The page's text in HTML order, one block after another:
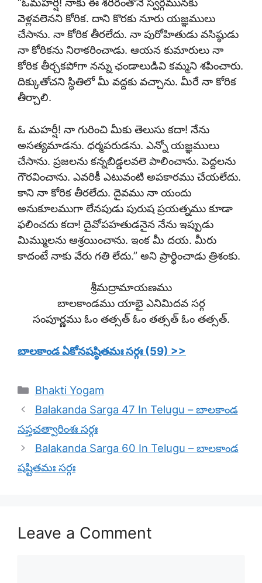
వెళ్లవలెనని కోరిక. దాని కొరకు నూరు యజ్ఞములు
చేసాను. నా కోరిక తీరలేదు. నా పురోహితుడు వసిష్ఠుడు
నా కోరికను నిరాకరించాడు. ఆయన కుమారులు నా
కోరిక తీర్చకపోగా నన్ను ఛండాలుడివి కమ్మని శపించారు.
దిక్కుతోచని స్థితిలో మీ వద్దకు వచ్చాను. మీరే నా కోరిక
తీర్చాలి.
ఓ మహర్షీ! నా గురించి మీకు తెలుసు కదా! నేను
అసత్యమాడను. ధర్మపరుడను. ఎన్నో యజ్ఞములు
చేసాను. ప్రజలను కన్నబిడ్డలవలె పాలించాను. పెద్దలను
గౌరవించాను. ఎవరికీ ఎటువంటి అపకారము చేయలేదు.
కాని నా కోరిక తీరలేదు. దైవము నా యందు
అనుకూలముగా లేనపుడు పురుష ప్రయత్నము కూడా
ఫలించదు కదా! దైవోపహతుడనైన నేను ఇప్పుడు
మిమ్ములను ఆశ్రయించాను. ఇంక మీ దయ. మీరు
కాదంటే నాకు వేరు గతి లేదు.” అని ప్రార్థించాడు త్రిశంకు.
శ్రీమద్రామాయణము
బాలకాండము యాభై ఎనిమిదవ సర్గ
సంపూర్ణము ఓం తత్సత్ ఓం తత్సత్ ఓం తత్సత్.
బాలకాండ ఏకోనషష్ఠితమః సర్గః (59) >>
Categories
Bhakti Yogam
Balakanda Sarga 47 In Telugu – బాలకాండ
సప్తచత్వారింశః సర్గః
Balakanda Sarga 60 In Telugu – బాలకాండ
షష్టితమః సర్గః
Leave a Comment